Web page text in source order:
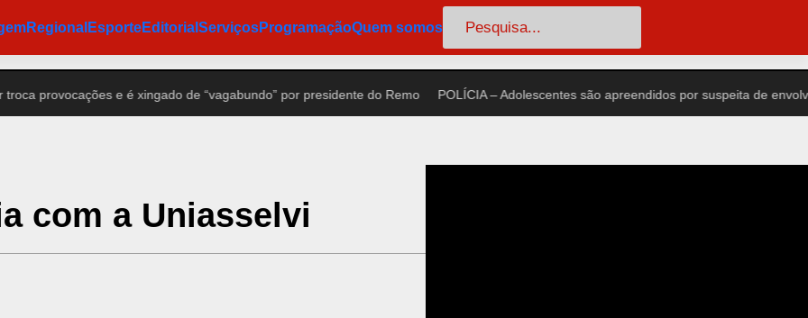
Regional EsporteEditorial ServiçosProgramaçãoQuem somos Pesquisar
provocações e é xingado de “vagabundo” por presidente do Remo POLÍCIA – Adolescentes são apreendidos por suspeita de
com a Uniasselvi